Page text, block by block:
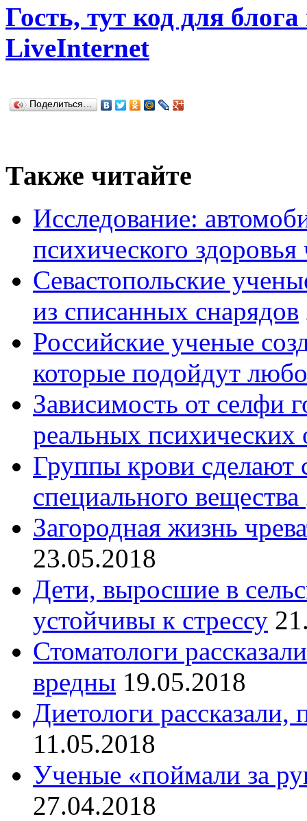
Гость, тут код для
LiveInternet
Поделиться…
Также читайте
Исследование:
психического здоровья
Севастопольские
из списанных снарядов
Российские ученые
которые подойдут
Зависимость от селфи
реальных психических
Группы крови
специального вещества
Загородная жизнь
23.05.2018
Дети, выросшие в
устойчивы к стрессу
Стоматологи
вредны 19.05.2018
Диетологи
11.05.2018
Ученые «поймали за
27.04.2018